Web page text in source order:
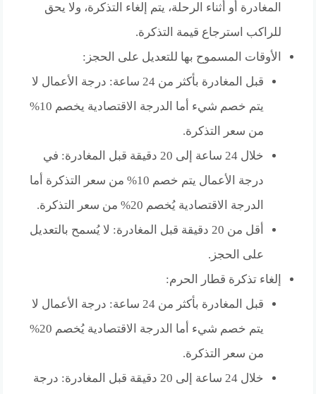
المغادرة أو أثناء الرحلة، يتم إلغاء التذكرة، ولا يحق
للراكب استرجاع قيمة التذكرة.
الأوقات المسموح بها للتعديل على الحجز:
قبل المغادرة بأكثر من 24 ساعة: درجة الأعمال لا
يتم خصم شيء أما الدرجة الاقتصادية يخصم 10%
من سعر التذكرة.
خلال 24 ساعة إلى 20 دقيقة قبل المغادرة: في
درجة الأعمال يتم خصم 10% من سعر التذكرة أما
الدرجة الاقتصادية يُخصم 20% من سعر التذكرة.
أقل من 20 دقيقة قبل المغادرة: لا يُسمح بالتعديل
على الحجز.
إلغاء تذكرة قطار الحرم:
قبل المغادرة بأكثر من 24 ساعة: درجة الأعمال لا
يتم خصم شيء أما الدرجة الاقتصادية يُخصم 20%
من سعر التذكرة.
خلال 24 ساعة إلى 20 دقيقة قبل المغادرة: درجة